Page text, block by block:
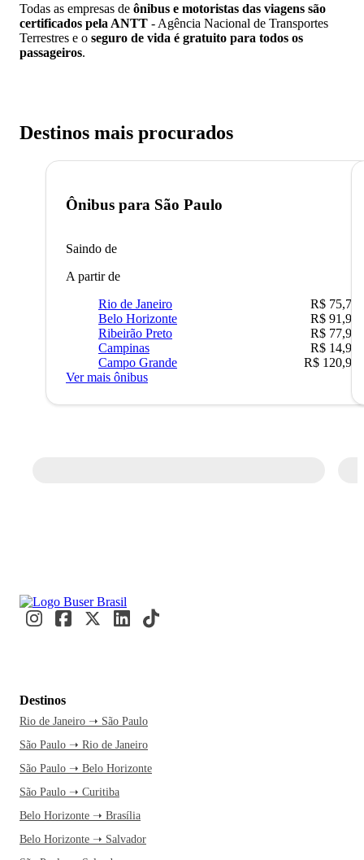
Todas as empresas de ônibus e motoristas das viagens são
certificados pela ANTT - Agência Nacional de Transportes
Terrestres e o seguro de vida é gratuito para todos os
passageiros.
Destinos mais procurados
Ônibus para São Paulo
Saindo de
A partir de
Rio de Janeiro
R$ 75,77
Belo Horizonte
R$ 91,90
Ribeirão Preto
R$ 77,90
Campinas
R$ 14,90
Campo Grande
R$ 120,90
Ver mais ônibus
Destinos
Rio de Janeiro ➝ São Paulo
São Paulo ➝ Rio de Janeiro
São Paulo ➝ Belo Horizonte
São Paulo ➝ Curitiba
Belo Horizonte ➝ Brasília
Belo Horizonte ➝ Salvador